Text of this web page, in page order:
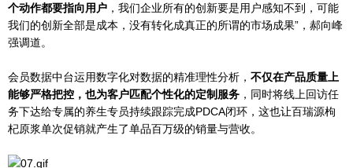
个动作都要指向用户 ，我们企业所有的创新要是用户感知不到，可能
我们的创新全部是成本，没有转化成真正的所谓的市场成果”，郝向峰
强调道。
会员数据中台运用数字化对数据的精准理性分析， 不仅在产品质量上
能够严格把控，也为客户匹配个性化的定制服务 ，同时将线上回访任
务下达给专属的养生专员持续跟踪完成PDCA闭环，这也让百瑞源枸
杞原浆单次促销就产生了单品百万级的销量与营收。